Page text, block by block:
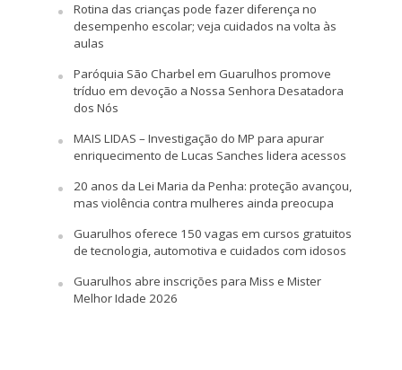
Rotina das crianças pode fazer diferença no
desempenho escolar; veja cuidados na volta às
aulas
Paróquia São Charbel em Guarulhos promove
tríduo em devoção a Nossa Senhora Desatadora
dos Nós
MAIS LIDAS – Investigação do MP para apurar
enriquecimento de Lucas Sanches lidera acessos
20 anos da Lei Maria da Penha: proteção avançou,
mas violência contra mulheres ainda preocupa
Guarulhos oferece 150 vagas em cursos gratuitos
de tecnologia, automotiva e cuidados com idosos
Guarulhos abre inscrições para Miss e Mister
Melhor Idade 2026